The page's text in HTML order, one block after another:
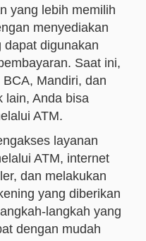
yang lebih memilih
menyediakan
dapat digunakan
Saat ini,
Mandiri, dan
lain, Anda bisa
ATM.
layanan
ATM, internet
dan melakukan
yang diberikan
langkah yang
dengan mudah